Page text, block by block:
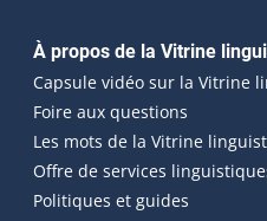
Navigation
À propos de la Vitrine
Capsule vidéo sur la Vitrine
Foire aux questions
Les mots de la Vitrine
Offre de services
Politiques et guides